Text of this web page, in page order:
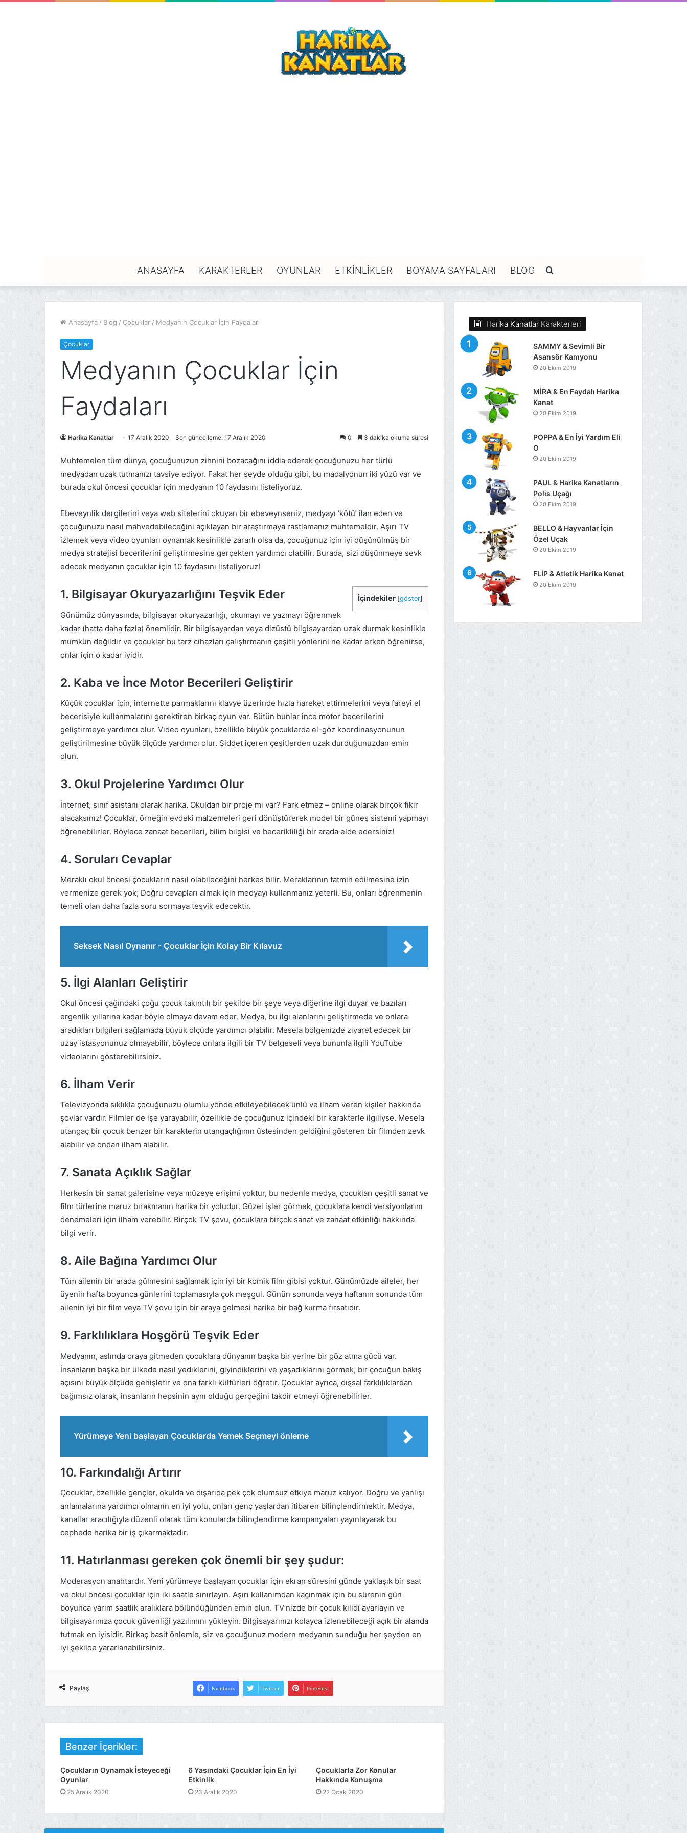
ANASAYFA KARAKTERLER OYUNLAR ETKINLIKLER BOYAMA SAYFALARI BLOG Arama
yap
...
Anasayfa / Blog / Çocuklar / Medyanın Çocuklar İçin Faydaları
Çocuklar
Medyanın Çocuklar İçin
Faydaları
Harika Kanatlar 17 Aralık 2020 Son güncelleme: 17 Aralık 2020 0 3 dakika okuma süresi
Muhtemelen tüm dünya, çocuğunuzun zihnini bozacağını iddia ederek çocuğunuzu her türlü
medyadan uzak tutmanızı tavsiye ediyor. Fakat her şeyde olduğu gibi, bu madalyonun iki yüzü var ve
burada okul öncesi çocuklar için medyanın 10 faydasını listeliyoruz.
Ebeveynlik dergilerini veya web sitelerini okuyan bir ebeveynseniz, medyayı ‘kötü’ ilan eden ve
çocuğunuzu nasıl mahvedebileceğini açıklayan bir araştırmaya rastlamanız muhtemeldir. Aşırı TV
izlemek veya video oyunları oynamak kesinlikle zararlı olsa da, çocuğunuz için iyi düşünülmüş bir
medya stratejisi becerilerini geliştirmesine gerçekten yardımcı olabilir. Burada, sizi düşünmeye sevk
edecek medyanın çocuklar için 10 faydasını listeliyoruz!
İçindekiler [göster]
1. Bilgisayar Okuryazarlığını Teşvik Eder
Günümüz dünyasında, bilgisayar okuryazarlığı, okumayı ve yazmayı öğrenmek
kadar (hatta daha fazla) önemlidir. Bir bilgisayardan veya dizüstü bilgisayardan uzak durmak kesinlikle
mümkün değildir ve çocuklar bu tarz cihazları çalıştırmanın çeşitli yönlerini ne kadar erken öğrenirse,
onlar için o kadar iyidir.
2. Kaba ve İnce Motor Becerileri Geliştirir
Küçük çocuklar için, internette parmaklarını klavye üzerinde hızla hareket ettirmelerini veya fareyi el
becerisiyle kullanmalarını gerektiren birkaç oyun var. Bütün bunlar ince motor becerilerini
geliştirmeye yardımcı olur. Video oyunları, özellikle büyük çocuklarda el-göz koordinasyonunun
geliştirilmesine büyük ölçüde yardımcı olur. Şiddet içeren çeşitlerden uzak durduğunuzdan emin
olun.
3. Okul Projelerine Yardımcı Olur
İnternet, sınıf asistanı olarak harika. Okuldan bir proje mi var? Fark etmez – online olarak birçok fikir
alacaksınız! Çocuklar, örneğin evdeki malzemeleri geri dönüştürerek model bir güneş sistemi yapmayı
öğrenebilirler. Böylece zanaat becerileri, bilim bilgisi ve becerikliliği bir arada elde edersiniz!
4. Soruları Cevaplar
Meraklı okul öncesi çocukların nasıl olabileceğini herkes bilir. Meraklarının tatmin edilmesine izin
vermenize gerek yok; Doğru cevapları almak için medyayı kullanmanız yeterli. Bu, onları öğrenmenin
temeli olan daha fazla soru sormaya teşvik edecektir.
Seksek Nasıl Oynanır - Çocuklar İçin Kolay Bir Kılavuz
5. İlgi Alanları Geliştirir
Okul öncesi çağındaki çoğu çocuk takıntılı bir şekilde bir şeye veya diğerine ilgi duyar ve bazıları
ergenlik yıllarına kadar böyle olmaya devam eder. Medya, bu ilgi alanlarını geliştirmede ve onlara
aradıkları bilgileri sağlamada büyük ölçüde yardımcı olabilir. Mesela bölgenizde ziyaret edecek bir
uzay istasyonunuz olmayabilir, böylece onlara ilgili bir TV belgeseli veya bununla ilgili YouTube
videolarını gösterebilirsiniz.
6. İlham Verir
Televizyonda sıklıkla çocuğunuzu olumlu yönde etkileyebilecek ünlü ve ilham veren kişiler hakkında
şovlar vardır. Filmler de işe yarayabilir, özellikle de çocuğunuz içindeki bir karakterle ilgiliyse. Mesela
utangaç bir çocuk benzer bir karakterin utangaçlığının üstesinden geldiğini gösteren bir filmden zevk
alabilir ve ondan ilham alabilir.
7. Sanata Açıklık Sağlar
Herkesin bir sanat galerisine veya müzeye erişimi yoktur, bu nedenle medya, çocukları çeşitli sanat ve
film türlerine maruz bırakmanın harika bir yoludur. Güzel işler görmek, çocuklara kendi versiyonlarını
denemeleri için ilham verebilir. Birçok TV şovu, çocuklara birçok sanat ve zanaat etkinliği hakkında
bilgi verir.
8. Aile Bağına Yardımcı Olur
Tüm ailenin bir arada gülmesini sağlamak için iyi bir komik film gibisi yoktur. Günümüzde aileler, her
üyenin hafta boyunca günlerini toplamasıyla çok meşgul. Günün sonunda veya haftanın sonunda tüm
ailenin iyi bir film veya TV şovu için bir araya gelmesi harika bir bağ kurma fırsatıdır.
9. Farklılıklara Hoşgörü Teşvik Eder
Medyanın, aslında oraya gitmeden çocuklara dünyanın başka bir yerine bir göz atma gücü var.
İnsanların başka bir ülkede nasıl yediklerini, giyindiklerini ve yaşadıklarını görmek, bir çocuğun bakış
açısını büyük ölçüde genişletir ve ona farklı kültürleri öğretir. Çocuklar ayrıca, dışsal farklılıklardan
bağımsız olarak, insanların hepsinin aynı olduğu gerçeğini takdir etmeyi öğrenebilirler.
Yürümeye Yeni başlayan Çocuklarda Yemek Seçmeyi önleme
10. Farkındalığı Artırır
Çocuklar, özellikle gençler, okulda ve dışarıda pek çok olumsuz etkiye maruz kalıyor. Doğru ve yanlışı
anlamalarına yardımcı olmanın en iyi yolu, onları genç yaşlardan itibaren bilinçlendirmektir. Medya,
kanallar aracılığıyla düzenli olarak tüm konularda bilinçlendirme kampanyaları yayınlayarak bu
cephede harika bir iş çıkarmaktadır.
11. Hatırlanması gereken çok önemli bir şey şudur:
Moderasyon anahtardır. Yeni yürümeye başlayan çocuklar için ekran süresini günde yaklaşık bir saat
ve okul öncesi çocuklar için iki saatle sınırlayın. Aşırı kullanımdan kaçınmak için bu sürenin gün
boyunca yarım saatlik aralıklara bölündüğünden emin olun. TV’nizde bir çocuk kilidi ayarlayın ve
bilgisayarınıza çocuk güvenliği yazılımını yükleyin. Bilgisayarınızı kolayca izlenebileceği açık bir alanda
tutmak en iyisidir. Birkaç basit önlemle, siz ve çocuğunuz modern medyanın sunduğu her şeyden en
iyi şekilde yararlanabilirsiniz.
Paylaş Facebook Twitter Pinterest
Benzer İçerikler:
Çocukların Oynamak İsteyeceği
Oyunlar
25 Aralık 2020
6 Yaşındaki Çocuklar İçin En İyi
Etkinlik
23 Aralık 2020
Çocuklarla Zor Konular
Hakkında Konuşma
22 Ocak 2020
Harika Kanatlar Karakterleri
SAMMY & Sevimli Bir
Asansör Kamyonu
20 Ekim 2019
MİRA & En Faydalı Harika
Kanat
20 Ekim 2019
POPPA & En İyi Yardım Eli
O
20 Ekim 2019
PAUL & Harika Kanatların
Polis Uçağı
20 Ekim 2019
BELLO & Hayvanlar İçin
Özel Uçak
20 Ekim 2019
FLİP & Atletik Harika Kanat
20 Ekim 2019